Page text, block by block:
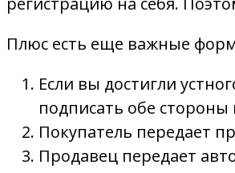
Плюс есть еще важные
Если вы достигли
подписать обе стороны
Покупатель передает
Продавец передает